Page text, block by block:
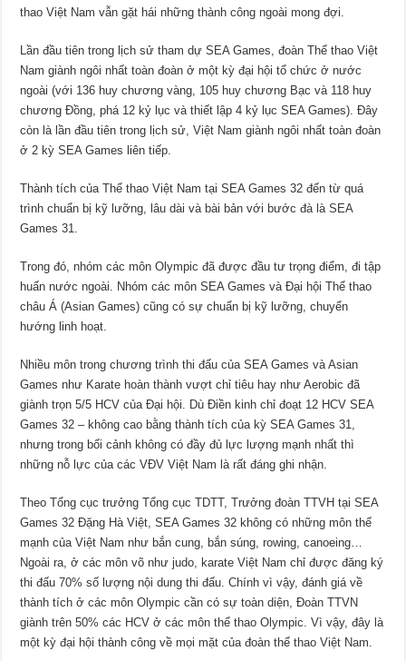
thao Việt Nam vẫn gặt hái những thành công ngoài mong đợi.
Lần đầu tiên trong lịch sử tham dự SEA Games, đoàn Thể thao Việt
Nam giành ngôi nhất toàn đoàn ở một kỳ đại hội tổ chức ở nước
ngoài (với 136 huy chương vàng, 105 huy chương Bạc và 118 huy
chương Đồng, phá 12 kỷ lục và thiết lập 4 kỷ lục SEA Games). Đây
còn là lần đầu tiên trong lịch sử, Việt Nam giành ngôi nhất toàn đoàn
ở 2 kỳ SEA Games liên tiếp.
Thành tích của Thể thao Việt Nam tại SEA Games 32 đến từ quá
trình chuẩn bị kỹ lưỡng, lâu dài và bài bản với bước đà là SEA
Games 31.
Trong đó, nhóm các môn Olympic đã được đầu tư trọng điểm, đi tập
huấn nước ngoài. Nhóm các môn SEA Games và Đại hội Thể thao
châu Á (Asian Games) cũng có sự chuẩn bị kỹ lưỡng, chuyển
hướng linh hoạt.
Nhiều môn trong chương trình thi đấu của SEA Games và Asian
Games như Karate hoàn thành vượt chỉ tiêu hay như Aerobic đã
giành trọn 5/5 HCV của Đại hội. Dù Điền kinh chỉ đoạt 12 HCV SEA
Games 32 – không cao bằng thành tích của kỳ SEA Games 31,
nhưng trong bối cảnh không có đầy đủ lực lượng mạnh nhất thì
những nỗ lực của các VĐV Việt Nam là rất đáng ghi nhận.
Theo Tổng cục trưởng Tổng cục TDTT, Trưởng đoàn TTVH tại SEA
Games 32 Đặng Hà Việt, SEA Games 32 không có những môn thế
mạnh của Việt Nam như bắn cung, bắn súng, rowing, canoeing…
Ngoài ra, ở các môn võ như judo, karate Việt Nam chỉ được đăng ký
thi đấu 70% số lượng nội dung thi đấu. Chính vì vậy, đánh giá về
thành tích ở các môn Olympic cần có sự toàn diện, Đoàn TTVN
giành trên 50% các HCV ở các môn thể thao Olympic. Vì vậy, đây là
một kỳ đại hội thành công về mọi mặt của đoàn thể thao Việt Nam.